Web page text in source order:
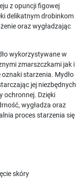
z opuncji figowej
delikatnym drobinkom
oraz wygładzając
wykorzystywane w
zmarszczkami jak i
starzenia. Mydło
jej niezbędnych
ochronnej. Dzięki
wygładza oraz
proces starzenia się
skóry